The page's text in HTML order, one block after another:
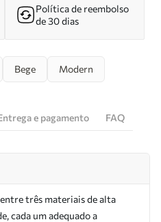
Política de reembolso
de 30 dias
Bege Modern
e pagamento FAQ
três materiais de alta
cada um adequado a